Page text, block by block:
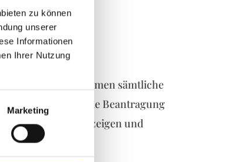
zu können
unserer
Informationen
Ihrer Nutzung
Marketing
Wir übernehmen sämtliche
zählt auch die Beantragung
wir Traueranzeigen und
ab.